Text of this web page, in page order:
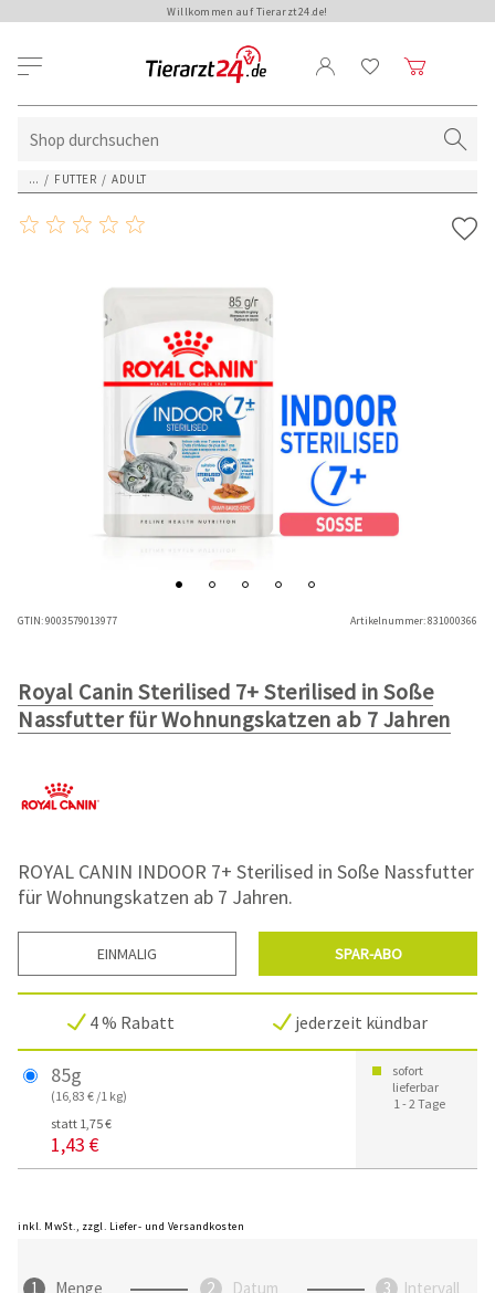
Willkommen auf Tierarzt24.de!
... / FUTTER / ADULT
GTIN:9003579013977 Artikelnummer:831000366
Royal Canin Sterilised 7+ Sterilised in Soße
Nassfutter für Wohnungskatzen ab 7 Jahren
ROYAL CANIN INDOOR 7+ Sterilised in Soße Nassfutter
für Wohnungskatzen ab 7 Jahren.
EINMALIG SPAR-ABO
4 % Rabatt jederzeit kündbar
85g
(16,83 € /1 kg)
statt 1,75 €
1,43 €
sofort
lieferbar
1 - 2 Tage
inkl. MwSt., zzgl. Liefer- und Versandkosten
Menge Datum Intervall